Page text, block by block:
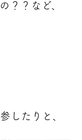
？？など、
したりと、